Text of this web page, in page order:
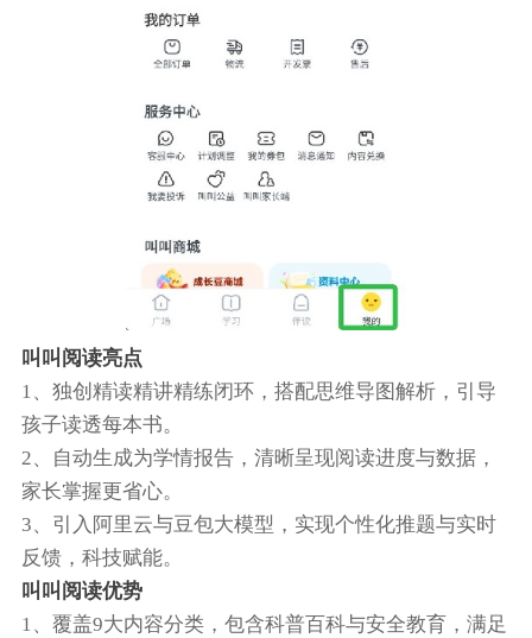
叫叫阅读亮点
1、独创精读精讲精练闭环，搭配思维导图解析，引导
孩子读透每本书。
2、自动生成为学情报告，清晰呈现阅读进度与数据，
家长掌握更省心。
3、引入阿里云与豆包大模型，实现个性化推题与实时
反馈，科技赋能。
叫叫阅读优势
1、覆盖9大内容分类，包含科普百科与安全教育，满足